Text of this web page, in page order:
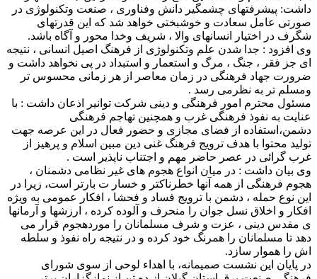
داشت: پیشرفتهای چشمگیر دانش وفناوری ، صنعت وتکنولوژی در
صورتی عامل سعادت و خوشبختی خواهد شد که این قدرتهای
شگرف در اختیار انسانهای والا ، شریف وخدا محور و آگاه باشد.
وی افزود : جدا شدن علم وتکنولوژی از فرهنگ اصیل انسانی ، نتیجه
ای جز فقر ، جنگ ، مرگ و استعمار و استبداد در پی نخواهد داشت و
ضرورت جهاد فرهنگی در زمان معاصر از هر زمانی محسوس تر
ومسلم تر به نظرمی رسد .
مسئول محترم امور فرهنگی و دینی شرکت توانیر اذعان داشت : با
عنایت به نفوذ فرهنگی غرب و همچنین تهاجم فرهنگی
دشمن،استفاده از فضای مجازی و حضور فعال در این عرصه جهت
تولید محتوا با هدف ترویج فرهنگ غنی دین مبین اسلام و پرهیز از
غرب گرائی در عصر حاضر مهم و اجتناب ناپذیر است .
وی بیان داشت : در میان انواع هجوم های غیر نظامی دشمنان ،
هجوم فرهنگی از همه آنها خطرناکتر و خسار ت بارتر است، زیرا در
این نوع حمله ، دشمن با ترویج فساد و فحشا ، افکار عمومی به ویژه
افکار و اخلاق نسل جوان را منحرف و آلوده کرده ، ارزشها و آرمانها
ی مقدس دینی ، عزت و شرف مسلمانان را موردهجوم قرار می
دهد تا مسلمانان را همرنگ خود کرده و در نتیجه راه نفوذ و سلطه
اش را هموار سازد.
در پایان این نشست صمیمانه، با اهداء لوحی از سوی شورای